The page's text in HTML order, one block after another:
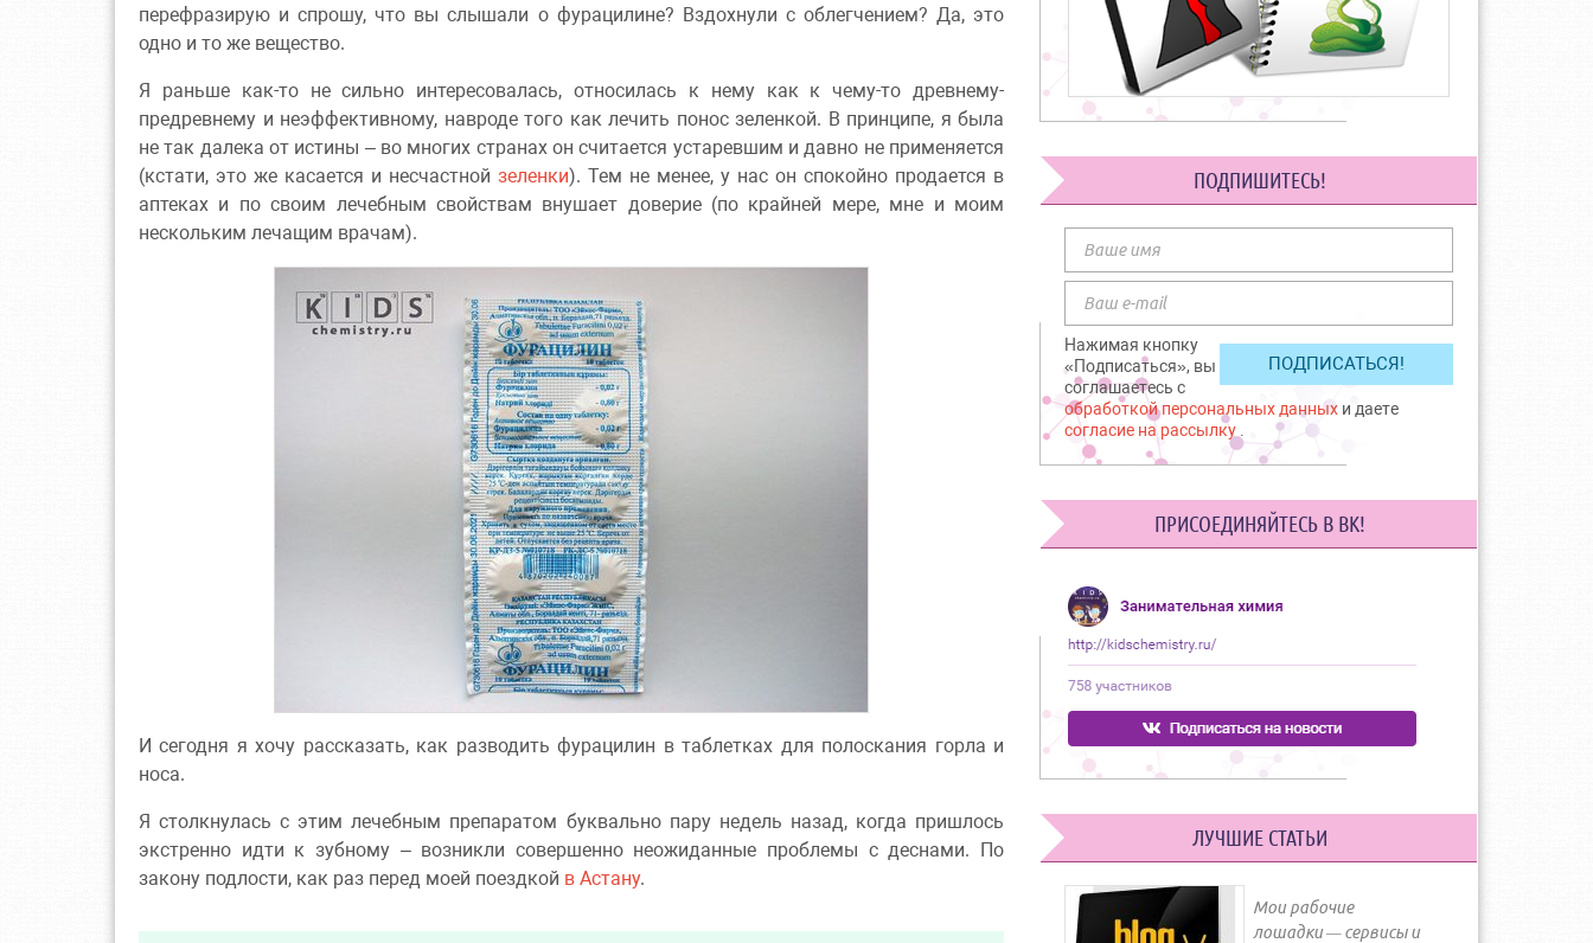
перефразирую и спрошу, что вы слышали о фурацилине? Вздохнули с облегчением? Да, это
одно и то же вещество.
Я раньше как-то не сильно интересовалась, относилась к нему как к чему-то древнему-
предревнему и неэффективному, навроде того как лечить понос зеленкой. В принципе, я была
не так далека от истины – во многих странах он считается устаревшим и давно не применяется
(кстати, это же касается и несчастной зеленки). Тем не менее, у нас он спокойно продается в
аптеках и по своим лечебным свойствам внушает доверие (по крайней мере, мне и моим
нескольким лечащим врачам).
И сегодня я хочу рассказать, как разводить фурацилин в таблетках для полоскания горла и
носа.
Я столкнулась с этим лечебным препаратом буквально пару недель назад, когда пришлось
экстренно идти к зубному – возникли совершенно неожиданные проблемы с деснами. По
закону подлости, как раз перед моей поездкой в Астану.
ПОДПИШИТЕСЬ!
Нажимая кнопку
«Подписаться», вы
соглашаетесь с
обработкой персональных данных и даете
согласие на рассылку
ПРИСОЕДИНЯЙТЕСЬ В ВК!
ЛУЧШИЕ СТАТЬИ
Мои рабочие
лошадки — сервисы и